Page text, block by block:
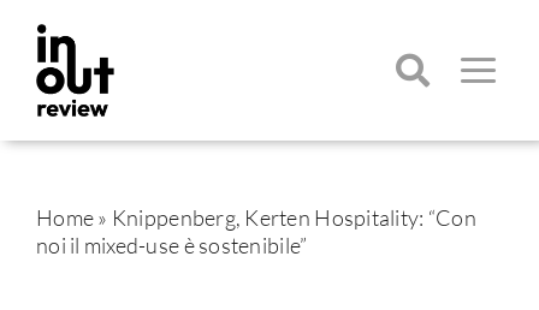
contenuto
Toggle
per:
Home» Knippenberg, Kerten Hospitality: “Con
noi il mixed-use è sostenibile”